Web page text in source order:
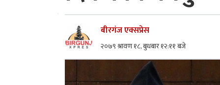
बीरगंज एक्सप्रेस
२०७९ श्रावण १८, बुधबार १२:११ बजे